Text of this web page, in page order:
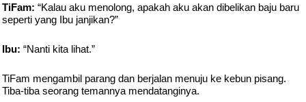
TiFam: “Kalau aku menolong, apakah aku akan dibelikan baju baru
seperti yang Ibu janjikan?”
Ibu: “Nanti kita lihat.”
TiFam mengambil parang dan berjalan menuju ke kebun pisang.
Tiba-tiba seorang temannya mendatanginya.